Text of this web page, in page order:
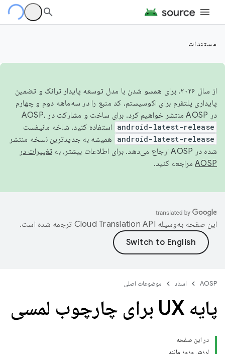
مستندات
از سال ۲۰۲۶، برای همسو شدن با مدل توسعه پایدار ترانک و تضمین
پایداری پلتفرم برای اکوسیستم، کد منبع را در سه‌ماهه دوم و چهارم
در AOSP منتشر خواهیم کرد. برای ساخت و مشارکت در AOSP،
android-latest-release استفاده کنید. شاخه مانیفست
android-latest-release
همیشه به جدیدترین نسخه منتشر
شده در AOSP ارجاع می‌دهد. برای اطلاعات بیشتر، به
تغییرات در
AOSP مراجعه کنید.
این صفحه به‌وسیله ترجمه شده است.
AOSP اسناد موضوعات اصلی
پایه UX برای چارچوب لمسی
در این صفحه
لرزش وزوز مانند